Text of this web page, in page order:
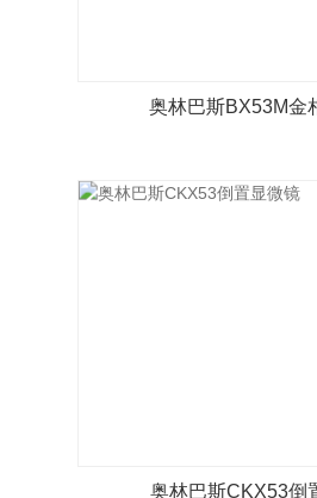
奥林巴斯BX53M金
奥林巴斯CKX53倒